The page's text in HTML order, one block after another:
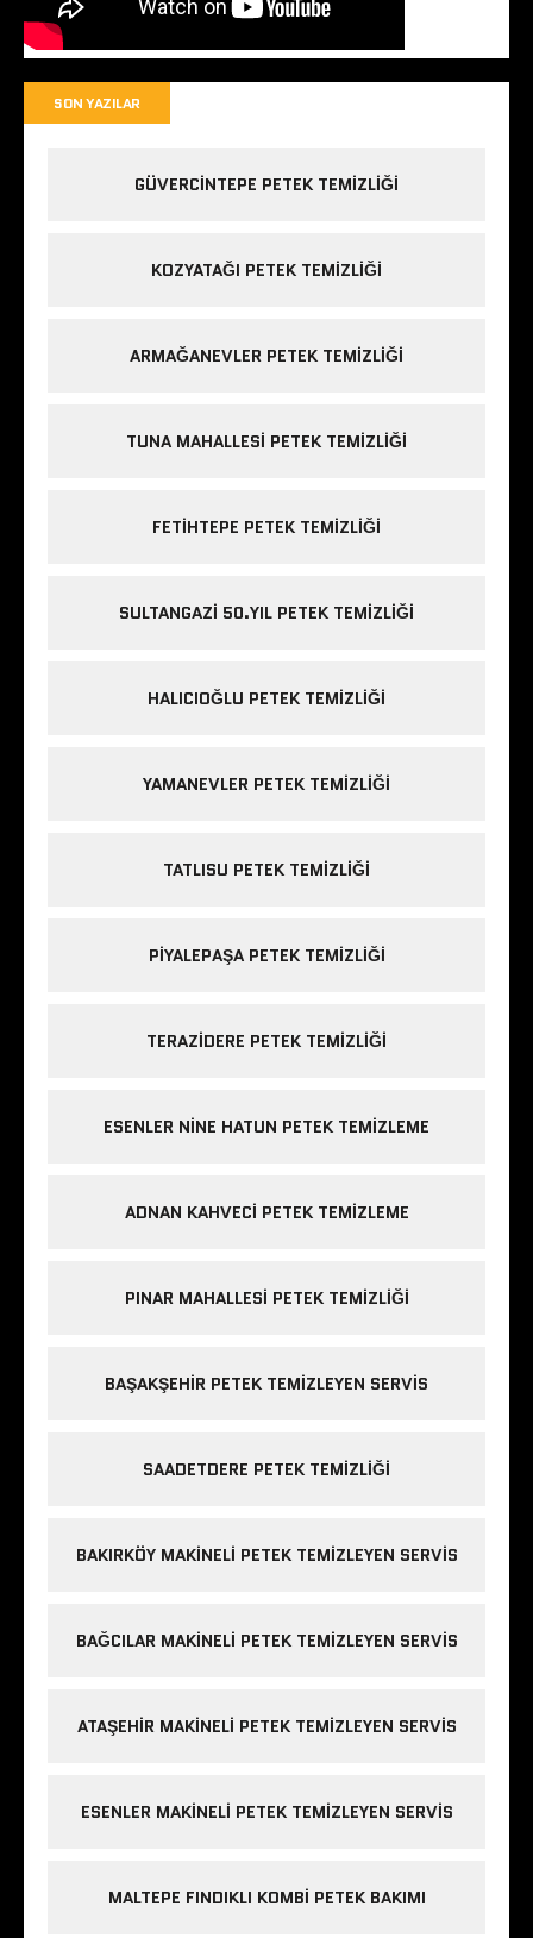
SON YAZILAR
GÜVERCINTEPE PETEK TEMIZLIĞI
KOZYATAĞI PETEK TEMIZLIĞI
ARMAĞANEVLER PETEK TEMIZLIĞI
TUNA MAHALLESI PETEK TEMIZLIĞI
FETIHTEPE PETEK TEMIZLIĞI
SULTANGAZI 50.YIL PETEK TEMIZLIĞI
HALICIOĞLU PETEK TEMIZLIĞI
YAMANEVLER PETEK TEMIZLIĞI
TATLISU PETEK TEMIZLIĞI
PIYALEPAŞA PETEK TEMIZLIĞI
TERAZIDERE PETEK TEMIZLIĞI
ESENLER NINE HATUN PETEK TEMIZLEME
ADNAN KAHVECI PETEK TEMIZLEME
PINAR MAHALLESI PETEK TEMIZLIĞI
BAŞAKŞEHIR PETEK TEMIZLEYEN SERVIS
SAADETDERE PETEK TEMIZLIĞI
BAKIRKÖY MAKINELI PETEK TEMIZLEYEN SERVIS
BAĞCILAR MAKINELI PETEK TEMIZLEYEN SERVIS
ATAŞEHIR MAKINELI PETEK TEMIZLEYEN SERVIS
ESENLER MAKINELI PETEK TEMIZLEYEN SERVIS
MALTEPE FINDIKLI KOMBI PETEK BAKIMI